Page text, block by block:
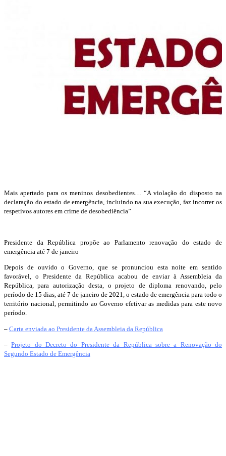
Mais apertado para os meninos desobedientes… “A violação do disposto na
declaração do estado de emergência, incluindo na sua execução, faz incorrer os
respetivos autores em crime de desobediência”
Presidente da República propõe ao Parlamento renovação do estado de
emergência até 7 de janeiro
Depois de ouvido o Governo, que se pronunciou esta noite em sentido
favorável, o Presidente da República acabou de enviar à Assembleia da
República, para autorização desta, o projeto de diploma renovando, pelo
período de 15 dias, até 7 de janeiro de 2021, o estado de emergência para todo o
território nacional, permitindo ao Governo efetivar as medidas para este novo
período.
– Carta enviada ao Presidente da Assembleia da República
– Projeto do Decreto do Presidente da República sobre a Renovação do
Segundo Estado de Emergência